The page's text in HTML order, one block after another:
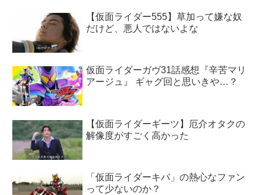
【仮面ライダー555】草加って嫌な奴
だけど、悪人ではないよな
仮面ライダーガヴ31話感想『辛苦マリ
アージュ』 ギャグ回と思いきや…？
【仮面ライダーギーツ】厄介オタクの
解像度がすごく高かった
「仮面ライダーキバ」の熱心なファン
って少ないのか？